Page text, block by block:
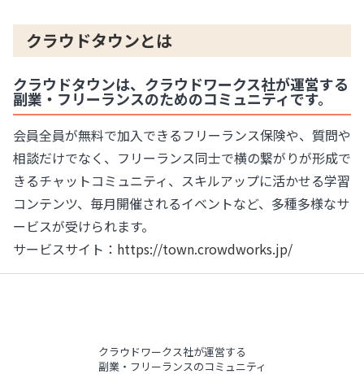
クラウドタウンとは
クラウドタウンは、クラウドワークス社が運営する
副業・フリーランスのためのコミュニティです。
会員全員が無料で加入できるフリーランス保険や、質問や
相談だけでなく、フリーランス同士で横の繋がりが形成で
きるチャットコミュニティ、スキルアップに活かせる学習
コンテンツ、毎月開催されるイベントなど、多種多様なサ
ービスが受けられます。
サービスサイト： https://town.crowdworks.jp/
クラウドワークス社が運営する
副業・フリーランスのコミュニティ